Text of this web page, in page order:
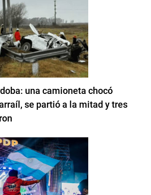
una camioneta chocó
se partió a la mitad y tres